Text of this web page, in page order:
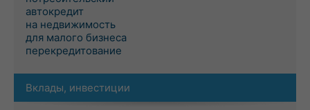
автокредит
на недвижимость
для малого бизнеса
перекредитование
Вклады, инвестиции